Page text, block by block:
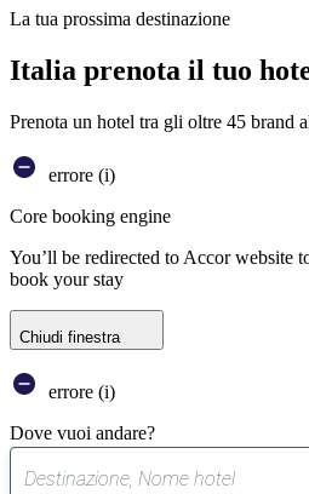
La tua prossima destinazione
Italia prenota il tuo
Prenota un hotel tra gli oltre 45 brand
errore (i)
Core booking engine
You’ll be redirected to Accor website
book your stay
Chiudi finestra
errore (i)
Dove vuoi andare?